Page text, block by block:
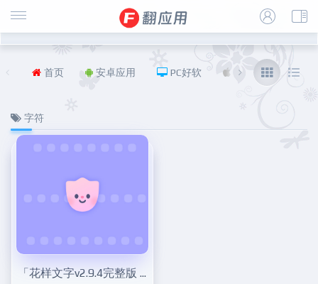
首页 安卓应用 PC好软 iOS 福利
字符
「花样文字v2.9.4完整版 」特殊字体